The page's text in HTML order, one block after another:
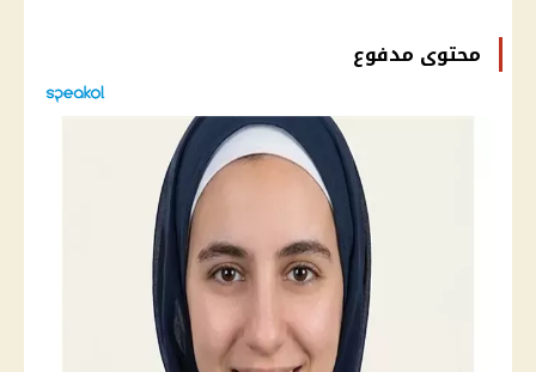
محتوى مدفوع